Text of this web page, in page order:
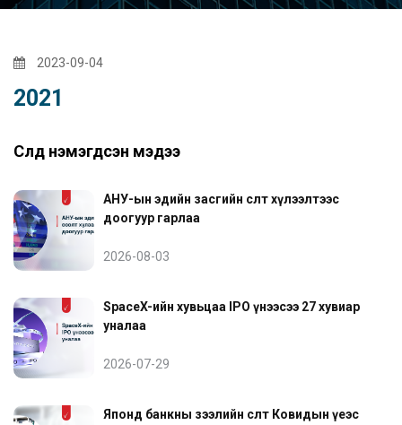
2023-09-04
2021
Сүүлд нэмэгдсэн мэдээ
АНУ-ын эдийн засгийн өсөлт хүлээлтээс
доогуур гарлаа
2026-08-03
SpaceX-ийн хувьцаа IPO үнээсээ 27 хувиар
уналаа
2026-07-29
Японд банкны зээлийн өсөлт Ковидын үеэс